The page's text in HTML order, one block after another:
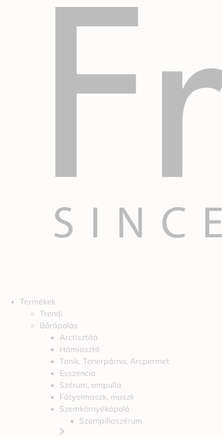
Termékek
Trendi
Bőrápolás
Arctisztító
Hámlasztó
Tonik, Tonerpárna, Arcpermet
Esszencia
Szérum, ampulla
Fátyolmaszk, maszk
Szemkörnyékápoló
Szempillaszérum